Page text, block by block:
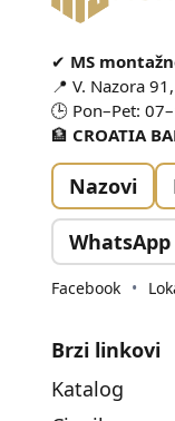
✔ MS
📍 V. Nazora
🕒 Pon–Pet:
🏦 CROATIA
Nazovi
WhatsApp
Facebook •
Brzi linkovi
Katalog